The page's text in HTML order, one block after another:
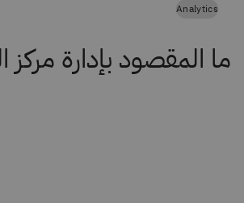
Analytics
ما المقصود بإدارة مركز